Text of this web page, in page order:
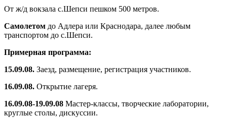
От ж/д вокзала с.Шепси пешком 500 метров.
Самолетом до Адлера или Краснодара, далее любым
транспортом до с.Шепси.
Примерная программа:
15.09.08. Заезд, размещение, регистрация участников.
16.09.08. Открытие лагеря.
16.09.08-19.09.08 Мастер-классы, творческие лаборатории,
круглые столы, дискуссии.